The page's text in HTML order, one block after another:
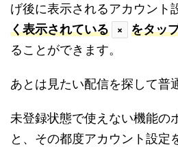
げ後に表示されるアカウント
く表示されている
× をタッ
ることができます。
あとは見たい配信を探して普
未登録状態で使えない機能の
と、その都度アカウント設定